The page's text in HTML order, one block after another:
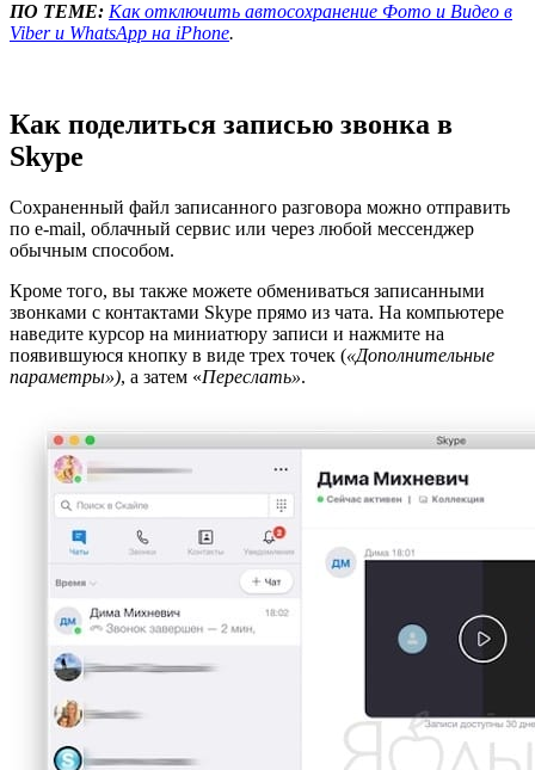
ПО ТЕМЕ: Как отключить автосохранение Фото и Видео в
Viber и WhatsApp на iPhone.
Как поделиться записью звонка в
Skype
Сохраненный файл записанного разговора можно отправить
по e-mail, облачный сервис или через любой мессенджер
обычным способом.
Кроме того, вы также можете обмениваться записанными
звонками с контактами Skype прямо из чата. На компьютере
наведите курсор на миниатюру записи и нажмите на
появившуюся кнопку в виде трех точек («Дополнительные
параметры»), а затем «Переслать».